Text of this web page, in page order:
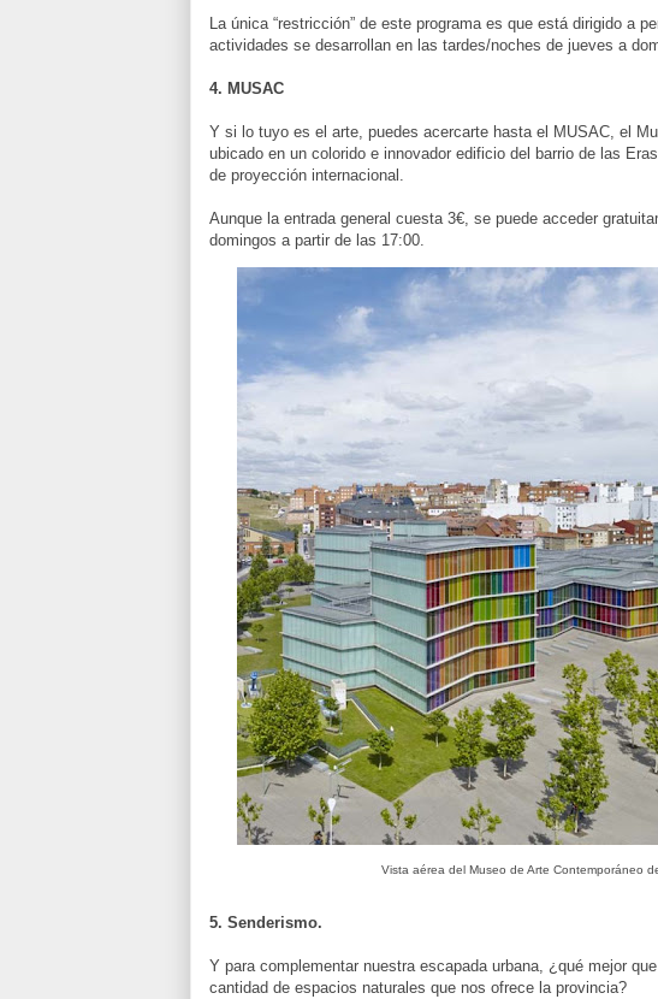
La única “restricción” de este programa es que está dirigido a
actividades se desarrollan en las tardes/noches de jueves a
4. MUSAC
Y si lo tuyo es el arte, puedes acercarte hasta el MUSAC, el
ubicado en un colorido e innovador edificio del barrio de las
de proyección internacional.
Aunque la entrada general cuesta 3€, se puede acceder
domingos a partir de las 17:00.
Vista aérea del Museo de Arte Contemporáneo
5. Senderismo.
Y para complementar nuestra escapada urbana, ¿qué mejor
cantidad de espacios naturales que nos ofrece la provincia?